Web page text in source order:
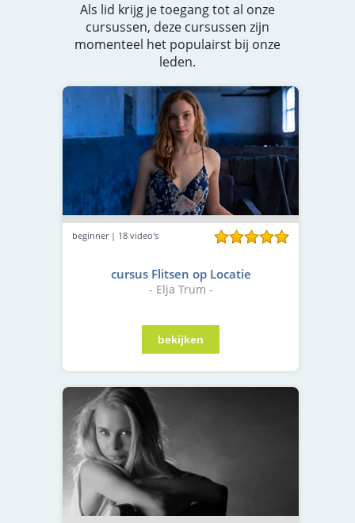
Als lid krijg je toegang tot al onze
cursussen, deze cursussen zijn
momenteel het populairst bij onze
leden.
beginner | 18 video's
cursus Flitsen op Locatie
- Elja Trum -